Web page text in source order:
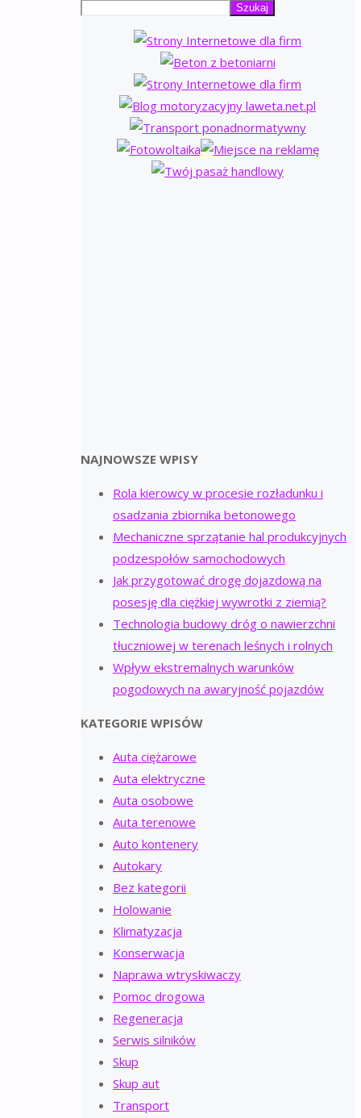
Szukaj
NAJNOWSZE WPISY
Rola kierowcy w procesie rozładunku i
osadzania zbiornika betonowego
Mechaniczne sprzątanie hal produkcyjnych
podzespołów samochodowych
Jak przygotować drogę dojazdową na
posesję dla ciężkiej wywrotki z ziemią?
Technologia budowy dróg o nawierzchni
tłuczniowej w terenach leśnych i rolnych
Wpływ ekstremalnych warunków
pogodowych na awaryjność pojazdów
KATEGORIE WPISÓW
Auta ciężarowe
Auta elektryczne
Auta osobowe
Auta terenowe
Auto kontenery
Autokary
Bez kategorii
Holowanie
Klimatyzacja
Konserwacja
Naprawa wtryskiwaczy
Pomoc drogowa
Regeneracja
Serwis silników
Skup
Skup aut
Transport